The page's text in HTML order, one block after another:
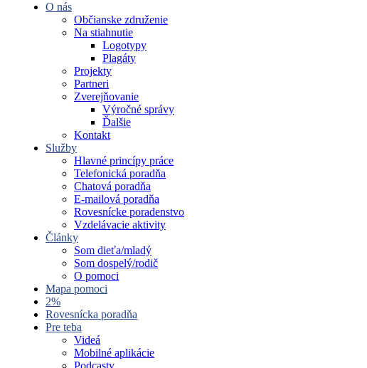
O nás
Občianske združenie
Na stiahnutie
Logotypy
Plagáty
Projekty
Partneri
Zverejňovanie
Výročné správy
Ďalšie
Kontakt
Služby
Hlavné princípy práce
Telefonická poradňa
Chatová poradňa
E-mailová poradňa
Rovesnícke poradenstvo
Vzdelávacie aktivity
Články
Som dieťa/mladý
Som dospelý/rodič
O pomoci
Mapa pomoci
2%
Rovesnícka poradňa
Pre teba
Videá
Mobilné aplikácie
Podcasty